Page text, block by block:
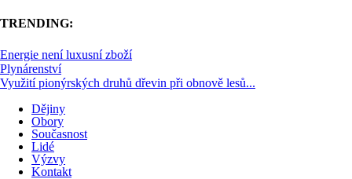
TRENDING:
Energie není luxusní zboží
Plynárenství
Využití pionýrských druhů dřevin při obnově lesů...
Dějiny
Obory
Současnost
Lidé
Výzvy
Kontakt